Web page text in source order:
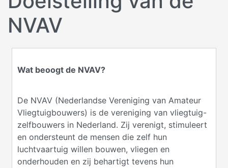
NVAV
Wat beoogt de NVAV?
De NVAV (Nederlandse Vereniging van Amateur
Vliegtuigbouwers) is de vereniging van vliegtuig-
zelfbouwers in Nederland. Zij verenigt, stimuleert
en ondersteunt de mensen die zelf hun
luchtvaartuig willen bouwen, vliegen en
onderhouden en zij behartigt tevens hun